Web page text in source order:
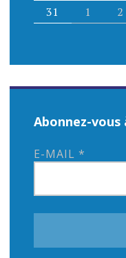
31
1 2
Abonnez-
E-MAIL *